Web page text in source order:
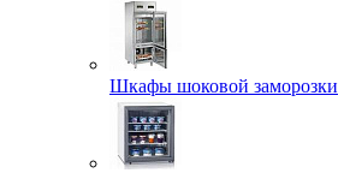
Шкафы шоковой заморозки